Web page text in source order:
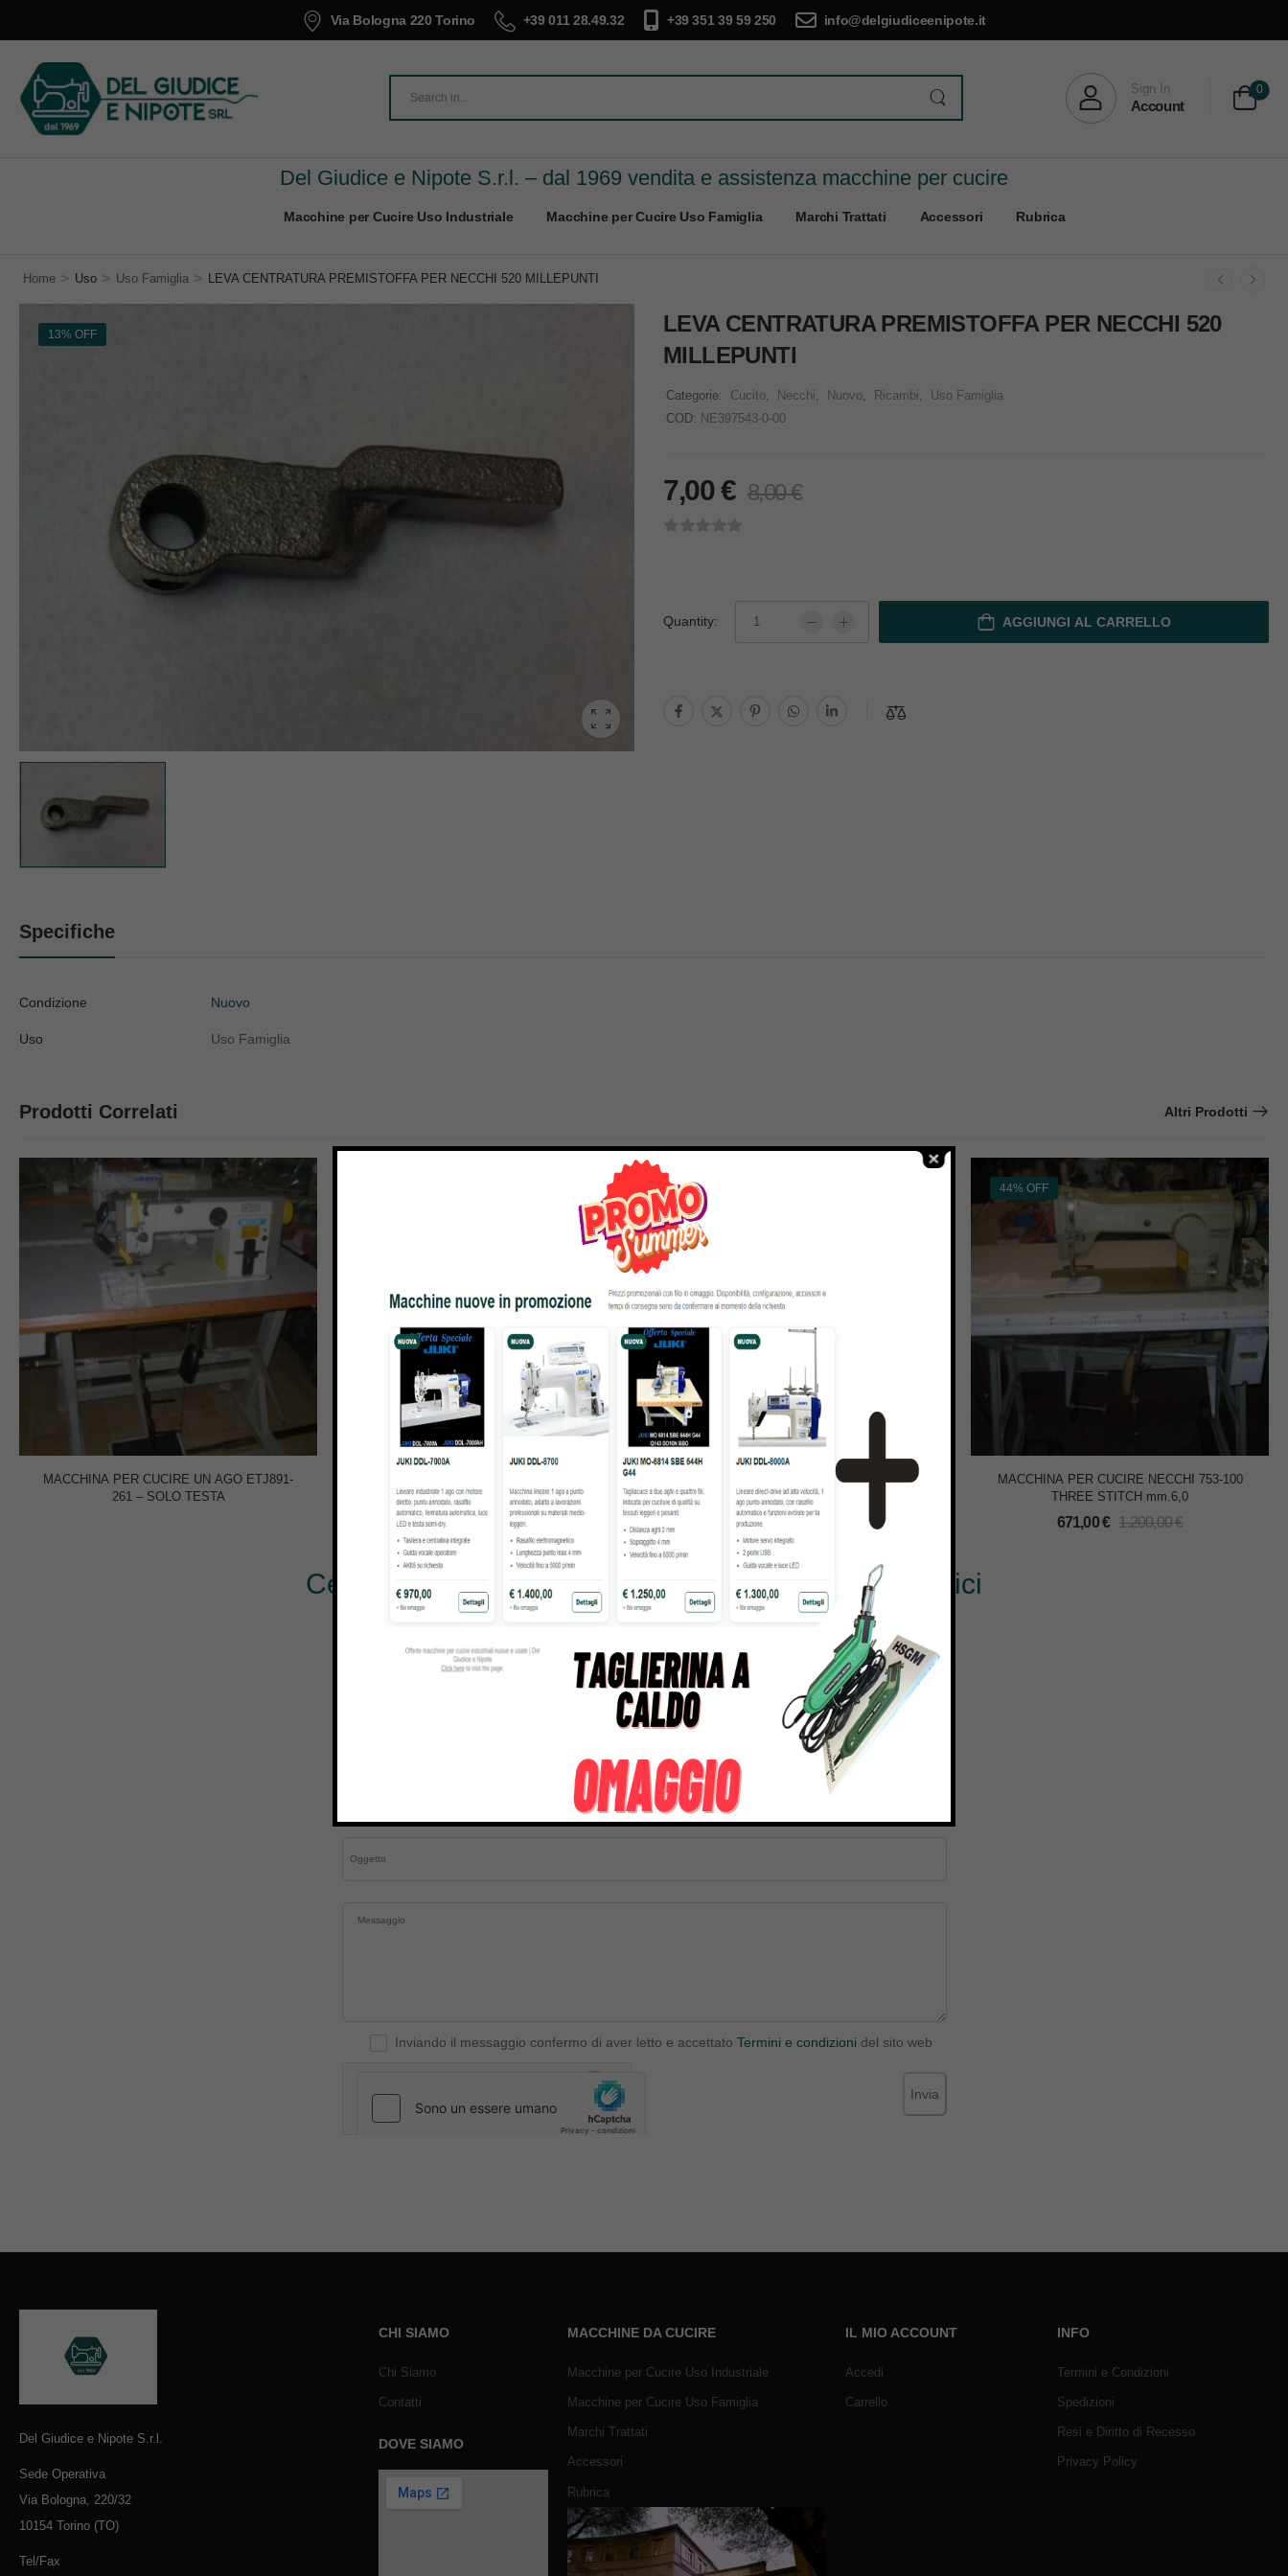
Via Bologna 220 Torino +39 011 28.49.32 +39 351 39 59 250 info@delgiudiceenipote.it
Sign In
Account
0
Del Giudice e Nipote S.r.l. – dal 1969 vendita e assistenza macchine per cucire
Macchine per Cucire Uso Industriale Macchine per Cucire Uso Famiglia Marchi Trattati Accessori Rubrica
Home > Uso > Uso Famiglia > LEVA CENTRATURA PREMISTOFFA PER NECCHI 520 MILLEPUNTI
13% OFF
LEVA CENTRATURA PREMISTOFFA PER NECCHI 520
MILLEPUNTI
Categorie: Cucito Necchi Nuovo Ricambi
Uso Famiglia
COD: NE397543-0-00
7,00€ 8,00€
Quantity: AGGIUNGI AL CARRELLO
Specifiche
Condizione Nuovo
Uso Uso Famiglia
Prodotti Correlati Altri Prodotti
MACCHINA PER CUCIRE UN AGO ETJ891-
261 – SOLO TESTA
BRACCIO ROVESCIO
€
63% OFF
MACCHINA PER CUCIRE UN AGO 955-110
(111)- SOLO TESTA
500,00 1.350,00
44% OFF
MACCHINA PER CUCIRE NECCHI 753-100
THREE STITCH mm.6,0
671,00€ 1.200,00€
Cerchi altre informazioni su questo prodotto? Scrivici
Inviando il messaggio confermo di aver letto e accettato Termini e condizioni del sito web
Invia
Del Giudice e Nipote S.r.l.
Sede Operativa
Via Bologna, 220/32
10154 Torino (TO)
Tel/Fax
CHI SIAMO
Chi Siamo
Contatti
DOVE SIAMO
MACCHINE DA CUCIRE
Macchine per Cucire Uso Industriale
Macchine per Cucire Uso Famiglia
Marchi Trattati
Accessori
Rubrica
IL MIO ACCOUNT
Accedi
Carrello
INFO
Termini e Condizioni
Spedizioni
Resi e Diritto di Recesso
Privacy Policy